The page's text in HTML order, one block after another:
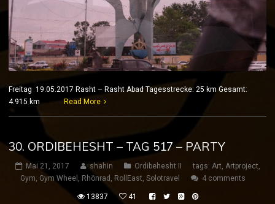
Freitag 19.05.2017 Rasht – Rasht Abad Tagesstrecke: 25 km Gesamt:
4.915 km Read More
30. ORDIBEHESHT – TAG 517 – PARTY
Mai 21, 2017 shahin Ordibehesht II tags: Art, Artproject,
Gym, Gym Wheel , Rhönrad , RollEast, Solotravel 4 comments
13837 41